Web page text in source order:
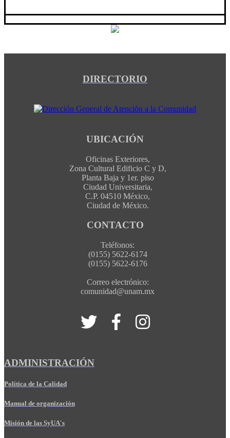
DIRECTORIO
UBICACIÓN
Oficinas Exteriores,
Zona Cultural Edificio C y D,
Planta Baja y 1er. piso
Ciudad Universitaria,
C.P. 04510 México,
Ciudad de México.
CONTACTO
Teléfonos:
(0155) 5622-6174
(0155) 5622-6176
Correo electrónico:
comunidad@unam.mx
ADMINISTRACIÓN
Política de la Calidad
Manual de organización
Misión de las SyUA's